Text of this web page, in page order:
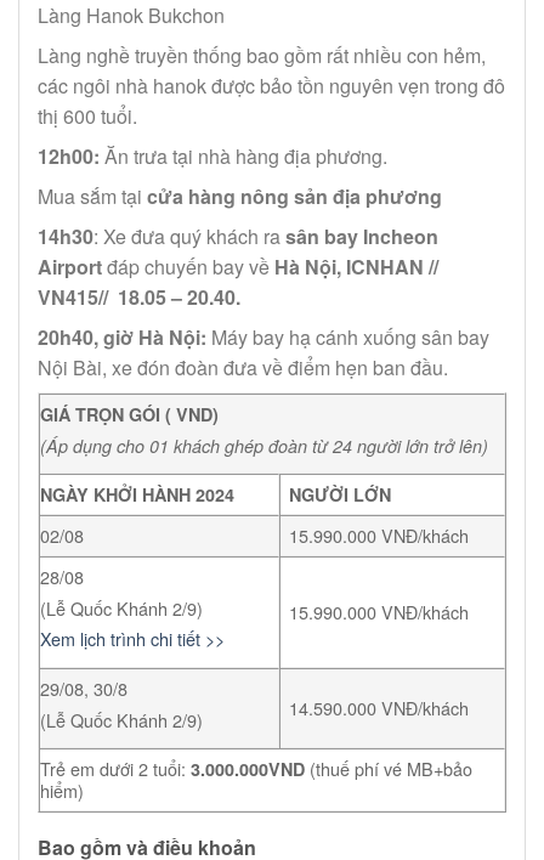
Làng Hanok Bukchon
Làng nghề truyền thống bao gồm rất nhiều con hẻm,
các ngôi nhà hanok được bảo tồn nguyên vẹn trong đô
thị 600 tuổi.
12h00: Ăn trưa tại nhà hàng địa phương.
Mua sắm tại cửa hàng nông sản địa phương
14h30: Xe đưa quý khách rasân bay Incheon
Airportđáp chuyến bay về Hà Nội, ICNHAN //
VN415// 18.05 – 20.40.
20h40, giờ Hà Nội: Máy bay hạ cánh xuống sân bay
Nội Bài, xe đón đoàn đưa về điểm hẹn ban đầu.
GIÁ TRỌN GÓI ( VND)
(Áp dụng cho 01 khách ghép đoàn từ 24 người lớn trở lên)
NGÀY KHỞI HÀNH 2024 NGƯỜI LỚN
02/08
15.990.000 VNĐ/khách
28/08
(Lễ Quốc Khánh 2/9)
Xem lịch trình chi tiết >>
15.990.000 VNĐ/khách
29/08, 30/8
(Lễ Quốc Khánh 2/9)
14.590.000 VNĐ/khách
Trẻ em dưới 2 tuổi: 3.000.000VND (thuế phí vé MB+bảo
hiểm)
Bao gồm và điều khoản